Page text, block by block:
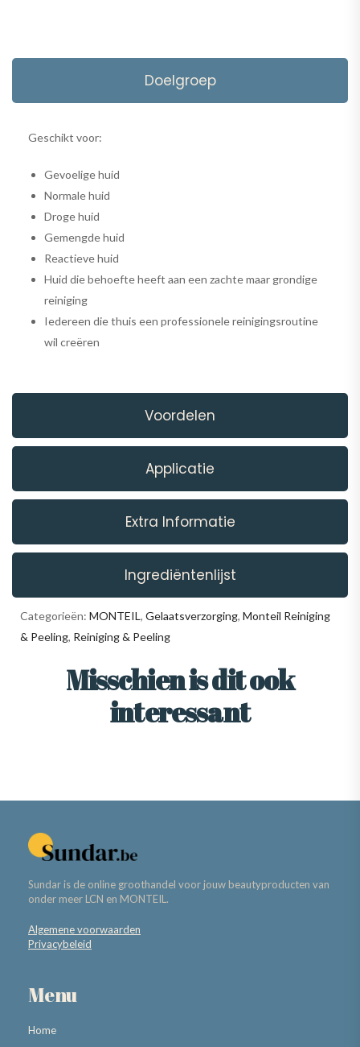
Doelgroep
Voordelen
Applicatie
Extra Informatie
Ingrediëntenlijst
Geschikt voor:
Gevoelige huid
Normale huid
Droge huid
Gemengde huid
Reactieve huid
Huid die behoefte heeft aan een zachte maar grondige
reiniging
Iedereen die thuis een professionele reinigingsroutine
wil creëren
Categorieën: MONTEIL, Gelaatsverzorging, Monteil Reiniging
& Peeling, Reiniging & Peeling
Misschien is dit ook
interessant
Sundar is de online groothandel voor jouw beautyproducten van
onder meer LCN en MONTEIL.
Algemene voorwaarden
Privacybeleid
Menu
Home